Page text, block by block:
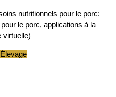
nutritionnels pour le porc:
le porc, applications à la
virtuelle)
Élevage